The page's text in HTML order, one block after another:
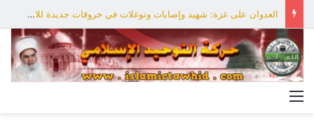
العدوان على غزة: شهيد وإصابات وتوغلات في خروقات جديدة للاحتلال